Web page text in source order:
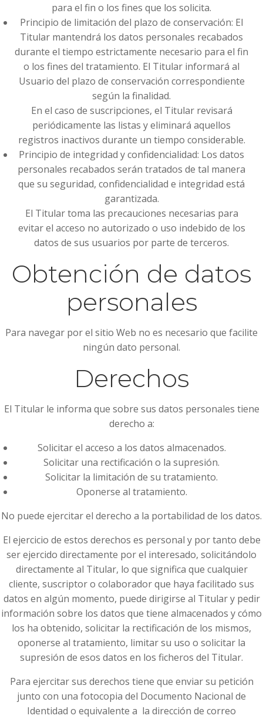
para el fin o los fines que los solicita.
Principio de limitación del plazo de conservación: El
Titular mantendrá los datos personales recabados
durante el tiempo estrictamente necesario para el fin
o los fines del tratamiento. El Titular informará al
Usuario del plazo de conservación correspondiente
según la finalidad.
En el caso de suscripciones, el Titular revisará
periódicamente las listas y eliminará aquellos
registros inactivos durante un tiempo considerable.
Principio de integridad y confidencialidad: Los datos
personales recabados serán tratados de tal manera
que su seguridad, confidencialidad e integridad está
garantizada.
El Titular toma las precauciones necesarias para
evitar el acceso no autorizado o uso indebido de los
datos de sus usuarios por parte de terceros.
Obtención de datos
personales
Para navegar por el sitio Web no es necesario que facilite
ningún dato personal.
Derechos
El Titular le informa que sobre sus datos personales tiene
derecho a:
Solicitar el acceso a los datos almacenados.
Solicitar una rectificación o la supresión.
Solicitar la limitación de su tratamiento.
Oponerse al tratamiento.
No puede ejercitar el derecho a la portabilidad de los datos.
El ejercicio de estos derechos es personal y por tanto debe
ser ejercido directamente por el interesado, solicitándolo
directamente al Titular, lo que significa que cualquier
cliente, suscriptor o colaborador que haya facilitado sus
datos en algún momento, puede dirigirse al Titular y pedir
información sobre los datos que tiene almacenados y cómo
los ha obtenido, solicitar la rectificación de los mismos,
oponerse al tratamiento, limitar su uso o solicitar la
supresión de esos datos en los ficheros del Titular.
Para ejercitar sus derechos tiene que enviar su petición
junto con una fotocopia del Documento Nacional de
Identidad o equivalente a la dirección de correo